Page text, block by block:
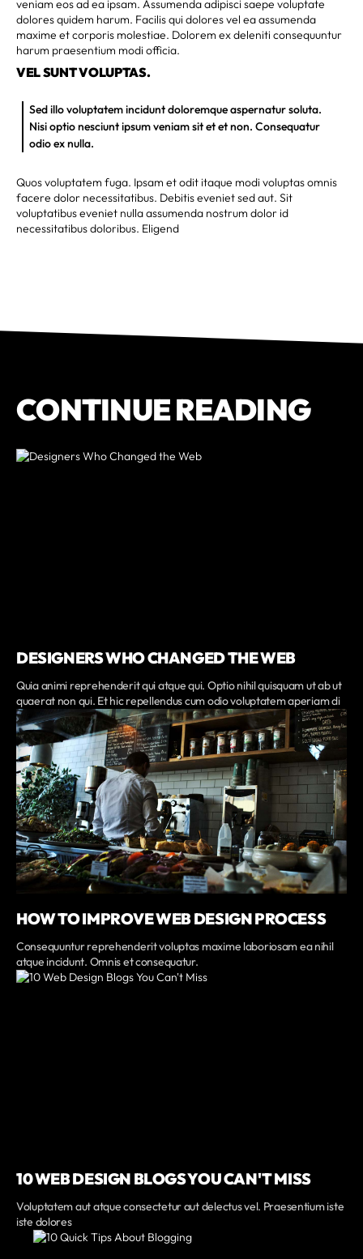
veniam eos ad ea ipsam. Assumenda adipisci saepe voluptate
dolores quidem harum. Facilis qui dolores vel ea assumenda
maxime et corporis molestiae. Dolorem ex deleniti consequuntur
harum praesentium modi officia.
VEL SUNT VOLUPTAS.
Sed illo voluptatem incidunt doloremque aspernatur soluta.
Nisi optio nesciunt ipsum veniam sit et et non. Consequatur
odio ex nulla.
Quos voluptatem fuga. Ipsam et odit itaque modi voluptas omnis
facere dolor necessitatibus. Debitis eveniet sed aut. Sit
voluptatibus eveniet nulla assumenda nostrum dolor id
necessitatibus doloribus. Eligend
CONTINUE READING
DESIGNERS WHO CHANGED THE WEB
Quia animi reprehenderit qui atque qui. Optio nihil quisquam ut ab ut
quaerat non qui. Et hic repellendus cum odio voluptatem aperiam di
HOW TO IMPROVE WEB DESIGN PROCESS
Consequuntur reprehenderit voluptas maxime laboriosam ea nihil
atque incidunt. Omnis et consequatur.
10 WEB DESIGN BLOGS YOU CAN'T MISS
Voluptatem aut atque consectetur aut delectus vel. Praesentium iste
iste dolores